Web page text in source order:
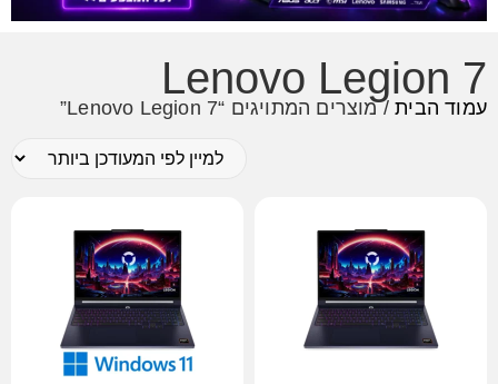
Lenovo Legion 7
עמוד הבית/ מוצרים המתויגים “Lenovo Legion 7”